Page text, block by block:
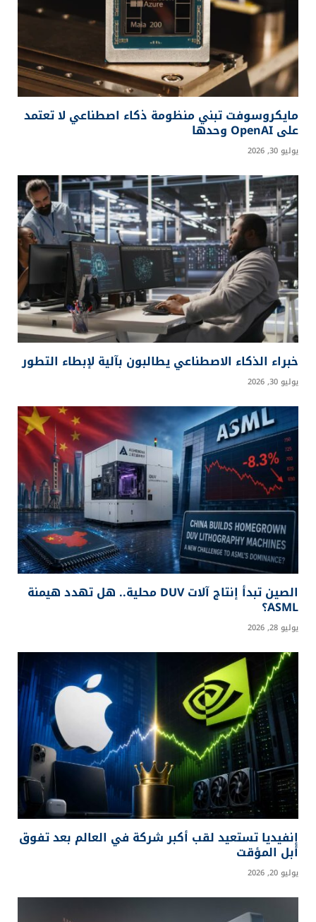
مايكروسوفت تبني منظومة ذكاء اصطناعي لا تعتمد
على OpenAI وحدها
يوليو 30, 2026
خبراء الذكاء الاصطناعي يطالبون بآلية لإبطاء التطور
يوليو 30, 2026
الصين تبدأ إنتاج آلات DUV محلية.. هل تهدد هيمنة
ASML؟
يوليو 28, 2026
إنفيديا تستعيد لقب أكبر شركة في العالم بعد تفوق
أبل المؤقت
يوليو 20, 2026